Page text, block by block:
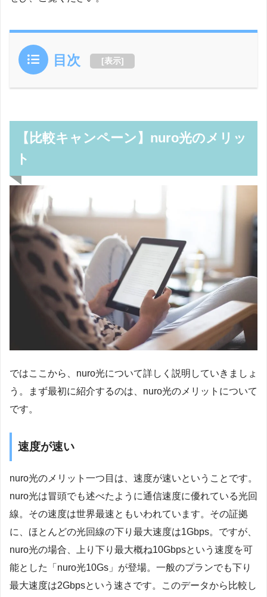
目次 [表示]
【比較キャンペーン】nuro光のメリッ
ト
ではここから、nuro光について詳しく説明していきましょ
う。まず最初に紹介するのは、nuro光のメリットについて
です。
速度が速い
nuro光のメリット一つ目は、速度が速いということです。
nuro光は冒頭でも述べたように通信速度に優れている光回
線。その速度は世界最速ともいわれています。その証拠
に、ほとんどの光回線の下り最大速度は1Gbps。ですが、
nuro光の場合、上り下り最大概ね10Gbpsという速度を可
能とした「nuro光10Gs」が登場。一般のプランでも下り
最大速度は2Gbpsという速さです。このデータから比較し